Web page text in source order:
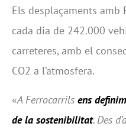
Els desplaçaments amb
cada dia de 242.000
carreteres, amb el
CO2 a l’atmosfera.
«A Ferrocarrils ens
de la sostenibilitat. Des